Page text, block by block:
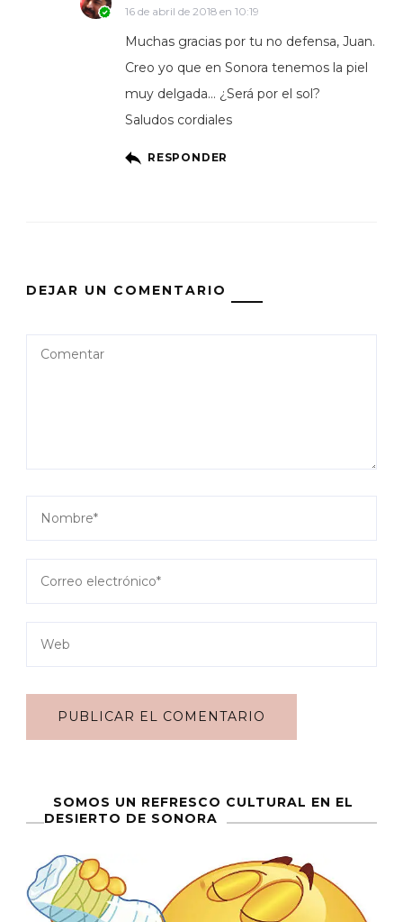
16 de abril de 2018 en 10:19
Muchas gracias por tu no defensa, Juan.
Creo yo que en Sonora tenemos la piel
muy delgada… ¿Será por el sol?
Saludos cordiales
RESPONDER
DEJAR UN COMENTARIO
SOMOS UN REFRESCO CULTURAL EN EL
DESIERTO DE SONORA